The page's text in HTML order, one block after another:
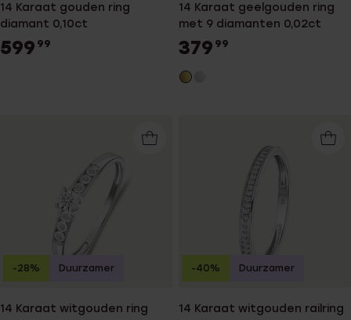
14 Karaat gouden ring
diamant 0,10ct
599 99
14 Karaat geelgouden ring
met 9 diamanten 0,02ct
379 99
14 Karaat witgouden ring
-28% Duurzamer
14 Karaat witgouden railring
-40% Duurzamer